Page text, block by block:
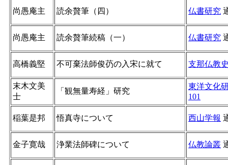
尚愚庵主 読余贅筆（四） 仏書研究
尚愚庵主 読余贅筆続稿（一） 仏書研究
高橋義堅 不可棄法師俊芿の入宋に就て 支那仏教
末木文美
士
「観無量寿経」研究
東洋文化
101
稲葉是邦 悟真寺について 西山学報
金子寛哉 浄業法師碑について 仏教論叢